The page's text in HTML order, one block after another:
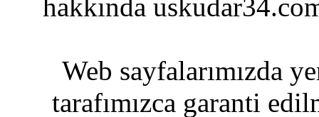
hakkında
Web sayfalarımızda
tarafımızca garanti